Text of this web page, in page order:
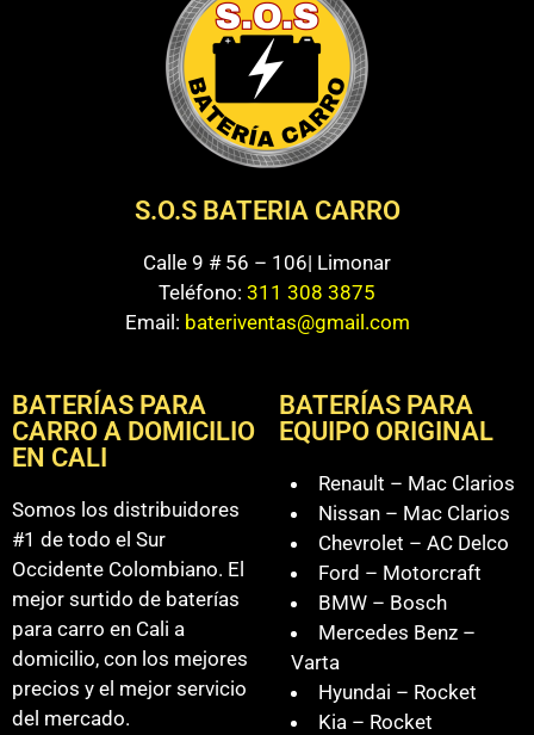
S.O.S BATERIA CARRO
Calle 9 # 56 – 106| Limonar
Teléfono: 311 308 3875
Email: bateriventas@gmail.com
BATERÍAS PARA
CARRO A DOMICILIO
EN CALI
Somos los distribuidores
#1 de todo el Sur
Occidente Colombiano. El
mejor surtido de baterías
para carro en Cali a
domicilio, con los mejores
precios y el mejor servicio
del mercado.
BATERÍAS PARA
EQUIPO ORIGINAL
Renault – Mac Clarios
Nissan – Mac Clarios
Chevrolet – AC Delco
Ford – Motorcraft
BMW – Bosch
Mercedes Benz –
Varta
Hyundai – Rocket
Kia – Rocket